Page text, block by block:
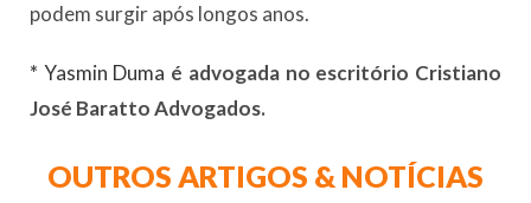
podem surgir após longos anos.
* Yasmin Duma é advogada no escritório Cristiano
José Baratto Advogados.
OUTROS ARTIGOS & NOTÍCIAS